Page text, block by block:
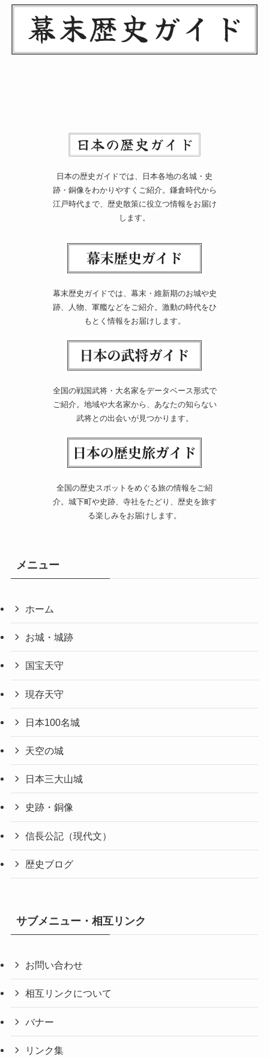
日本の歴史ガイドでは、日本各地の名城・史
跡・銅像をわかりやすくご紹介。鎌倉時代から
江戸時代まで、歴史散策に役立つ情報をお届け
します。
幕末歴史ガイドでは、幕末・維新期のお城や史
跡、人物、軍艦などをご紹介。激動の時代をひ
もとく情報をお届けします。
全国の戦国武将・大名家をデータベース形式で
ご紹介。地域や大名家から、あなたの知らない
武将との出会いが見つかります。
全国の歴史スポットをめぐる旅の情報をご紹
介。城下町や史跡、寺社をたどり、歴史を旅す
る楽しみをお届けします。
メニュー
ホーム
お城・城跡
国宝天守
現存天守
日本100名城
天空の城
日本三大山城
史跡・銅像
信長公記（現代文）
歴史ブログ
サブメニュー・相互リンク
お問い合わせ
相互リンクについて
バナー
リンク集